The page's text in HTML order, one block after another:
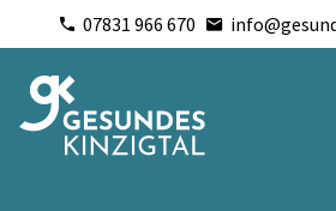
07831 966 670